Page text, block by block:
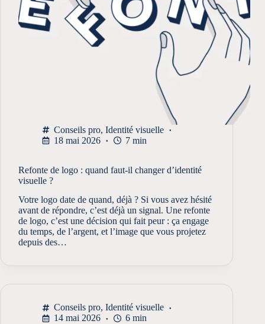
Conseils pro, Identité visuelle
18 mai 2026
7 min
Refonte de logo : quand faut-il changer d’identité
visuelle ?
Votre logo date de quand, déjà ? Si vous avez hésité
avant de répondre, c’est déjà un signal. Une refonte
de logo, c’est une décision qui fait peur : ça engage
du temps, de l’argent, et l’image que vous projetez
depuis des…
Conseils pro, Identité visuelle
14 mai 2026
6 min